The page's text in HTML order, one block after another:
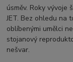
úsměv. Roky
JET. Bez ohledu na
oblíbenými umělci
stojanový
nešvar.